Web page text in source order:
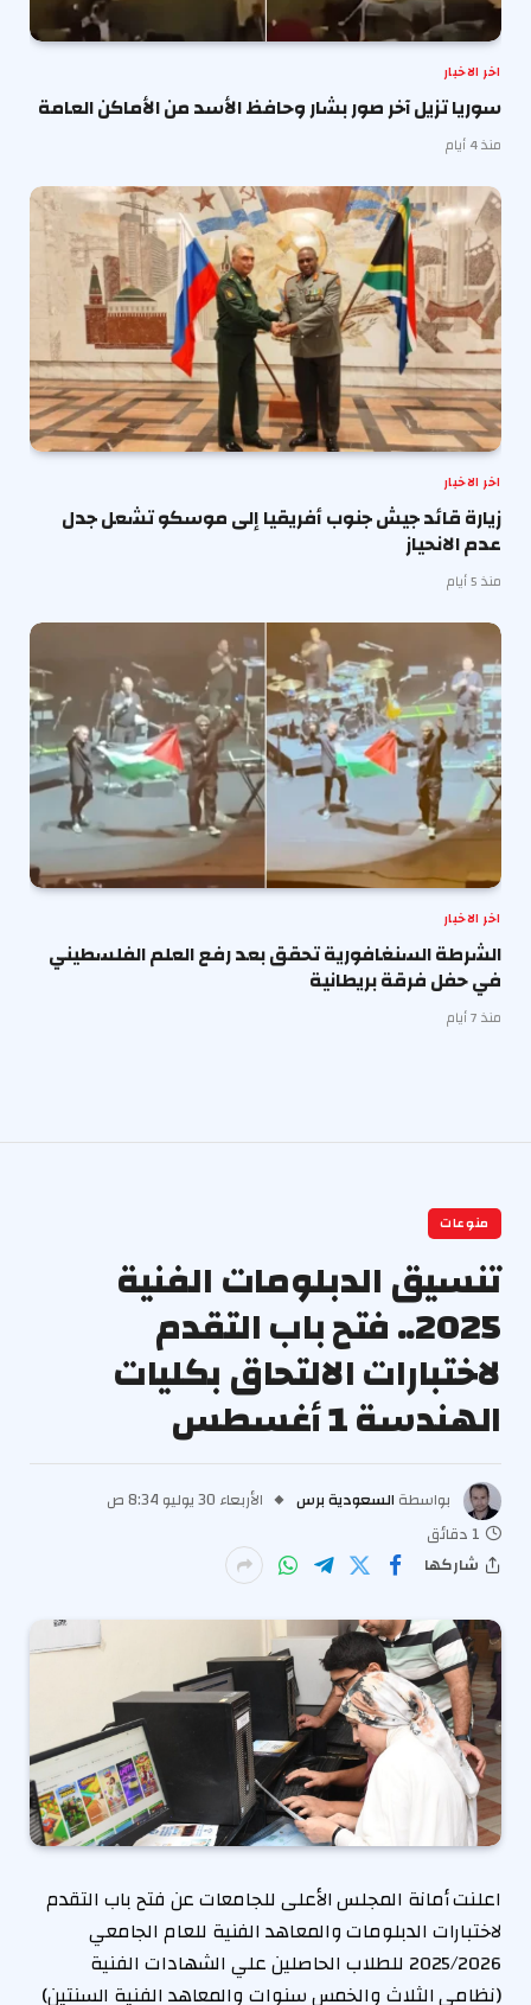
اخر الاخبار
سوريا تزيل آخر صور بشار وحافظ الأسد من الأماكن العامة
منذ 4 أيام
اخر الاخبار
زيارة قائد جيش جنوب أفريقيا إلى موسكو تشعل جدل
عدم الانحياز
منذ 5 أيام
اخر الاخبار
الشرطة السنغافورية تحقق بعد رفع العلم الفلسطيني
في حفل فرقة بريطانية
منذ 7 أيام
منوعات
تنسيق الدبلومات الفنية
2025.. فتح باب التقدم
لاختبارات الالتحاق بكليات
الهندسة 1 أغسطس
بواسطة السعودية برس
الأربعاء 30 يوليو 8:34 ص
1 دقائق
شاركها
اعلنت أمانة المجلس الأعلى للجامعات عن فتح باب التقدم
لاختبارات الدبلومات والمعاهد الفنية للعام الجامعي
2025/2026 للطلاب الحاصلين علي الشهادات الفنية
(نظامي الثلاث والخمس سنوات والمعاهد الفنية السنتين)